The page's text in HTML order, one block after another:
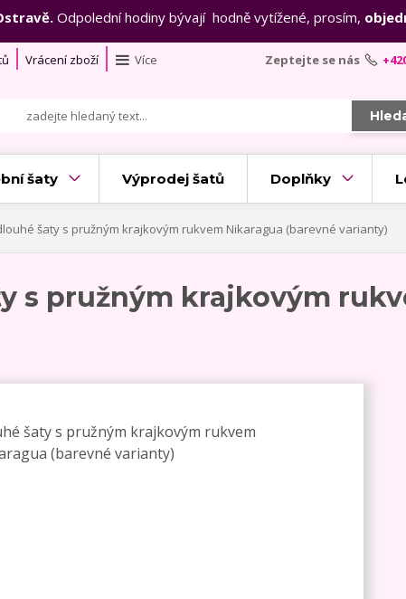
Odpolední hodiny bývají hodně vytížené, prosím,
Vrácení zboží Více Zeptejte se nás
šaty Výprodej šatů Doplňky
šaty s pružným krajkovým rukvem Nikaragua (barevné varianty)
s pružným krajkovým